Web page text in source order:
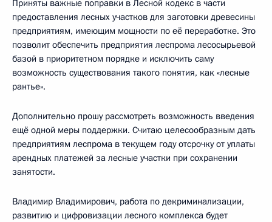
Приняты важные поправки в Лесной кодекс в части
предоставления лесных участков для заготовки древесины
предприятиям, имеющим мощности по её переработке. Это
позволит обеспечить предприятия леспрома лесосырьевой
базой в приоритетном порядке и исключить саму
возможность существования такого понятия, как «лесные
рантье».
Дополнительно прошу рассмотреть возможность введения
ещё одной меры поддержки. Считаю целесообразным дать
предприятиям леспрома в текущем году отсрочку от уплаты
арендных платежей за лесные участки при сохранении
занятости.
Владимир Владимирович, работа по декриминализации,
развитию и цифровизации лесного комплекса будет